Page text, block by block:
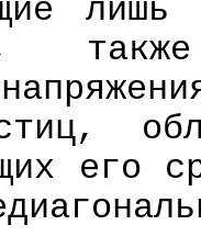
лишь
его